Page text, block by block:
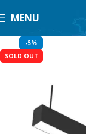
MENU
-5%
SOLD OUT